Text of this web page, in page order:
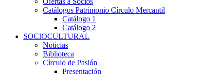
Catálogos Patrimonio Círculo Mercantil
Catálogo 1
Catálogo 2
SOCIOCULTURAL
Noticias
Biblioteca
Círculo de Pasión
Presentación